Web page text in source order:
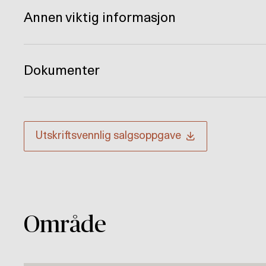
Annen viktig informasjon
Dokumenter
Utskriftsvennlig salgsoppgave
Område